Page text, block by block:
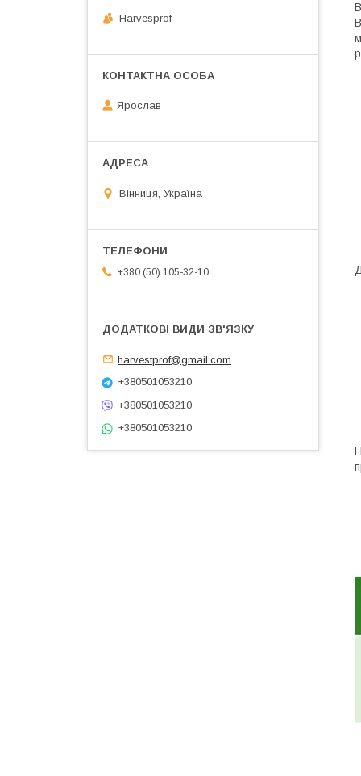
Harvesprof
Ярослав
Вінниця, Україна
+380 (50) 105-32-10
harvestprof@gmail.com
+380501053210
+380501053210
+380501053210